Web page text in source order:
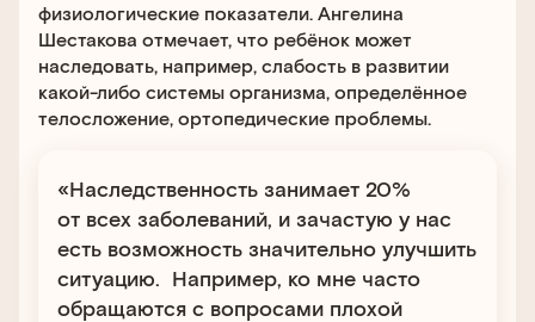
физиологические показатели. Ангелина
Шестакова отмечает, что ребёнок может
наследовать, например, слабость в развитии
какой-либо системы организма, определённое
телосложение, ортопедические проблемы.
«Наследственность занимает 20%
от всех заболеваний, и зачастую у нас
есть возможность значительно улучшить
ситуацию. Например, ко мне часто
обращаются с вопросами плохой